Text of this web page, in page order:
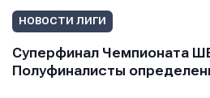
НОВОСТИ ЛИГИ
Суперфинал Чемпионата
Полуфиналисты